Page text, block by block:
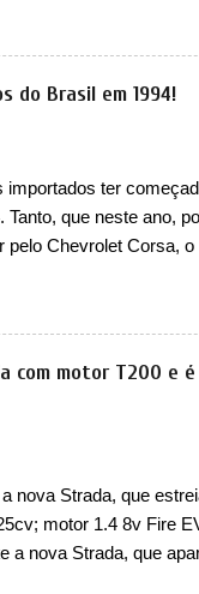
2023 e 2024. A
retornar a uma
O primeiro deles
a verificação e, se
a possibilidade
de Controle da
a
do Brasil em 1994!
importados ter
Tanto, que neste ano,
Chevrolet Corsa, o
que assustou a
do Volkswagen Gol
apelidada de
fazia sua
alemães,
o Renault R19
sedan, a famosa Kia
com motor T200 e
nova Strada, que
motor 1.4 8v Fire
a nova Strada, que